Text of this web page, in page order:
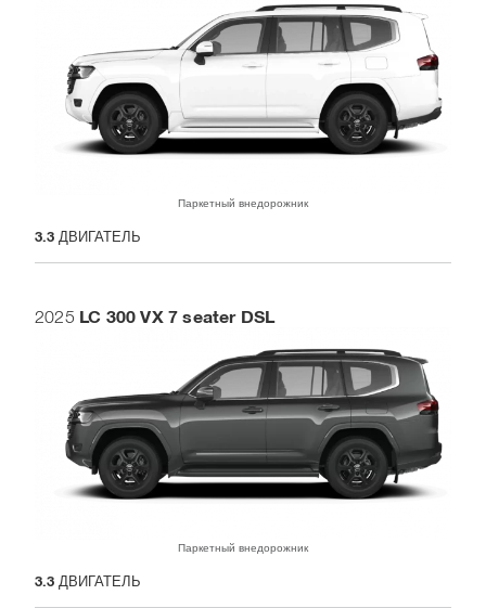
Паркетный внедорожник
3.3 ДВИГАТЕЛЬ
2025 LC 300 VX 7 seater DSL
Паркетный внедорожник
3.3 ДВИГАТЕЛЬ